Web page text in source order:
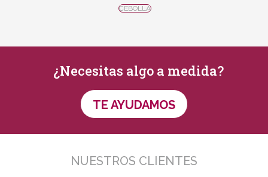
CEBOLLA
¿Necesitas algo a medida?
TE AYUDAMOS
NUESTROS CLIENTES